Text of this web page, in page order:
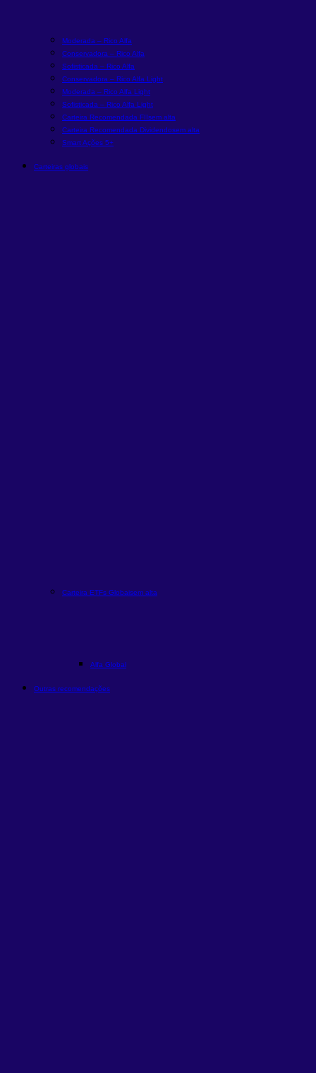
Moderada – Rico Alfa
Conservadora – Rico Alfa
Sofisticada – Rico Alfa
Conservadora – Rico Alfa Light
Moderada – Rico Alfa Light
Sofisticada – Rico Alfa Light
Carteira Recomendada FIIsem alta
Carteira Recomendada Dividendosem alta
Smart Ações 5+
Carteiras globais
Carteira ETFs Globaisem alta
Alfa Global
Outras recomendações